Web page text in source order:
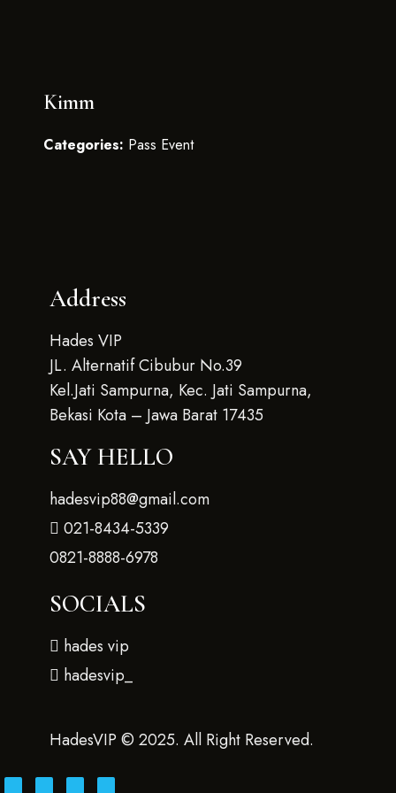
Kimm
Categories: Pass Event
Address
Hades VIP
JL. Alternatif Cibubur No.39
Kel.Jati Sampurna, Kec. Jati Sampurna,
Bekasi Kota – Jawa Barat 17435
SAY HELLO
hadesvip88@gmail.com
021-8434-5339
0821-8888-6978
SOCIALS
hades vip
hadesvip_
HadesVIP © 2025. All Right Reserved.